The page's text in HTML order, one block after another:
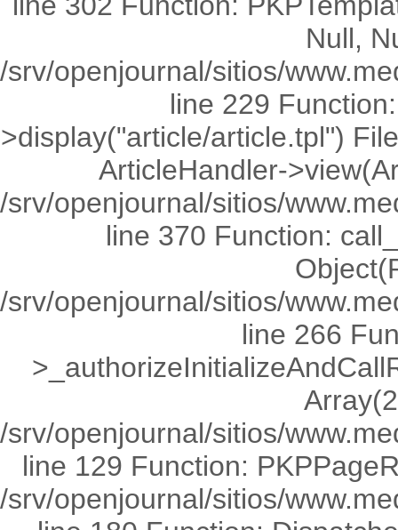
Null,
/srv/openjournal/sitios/
line 229
>display("article/article.tpl")
ArticleHandler-
/srv/openjournal/sitios/
line 370 Function:
/srv/openjournal/sitios/
line 266
/srv/openjournal/sitios/
line 129 Function:
/srv/openjournal/sitios/